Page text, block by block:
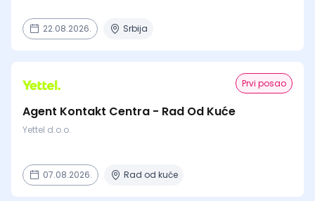
22.08.2026. Srbija
Prvi posao
Agent Kontakt Centra - Rad Od Kuće
Yettel d.o.o.
07.08.2026. Rad od kuće